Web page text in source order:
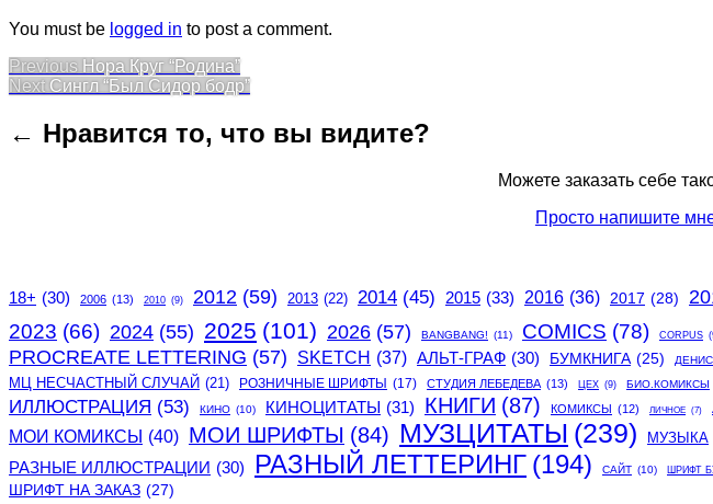
You must be logged in to post a comment.
Post
navigation
Previous Previous
post:
Нора Круг “Родина”
Next Next
Сингл “Был Сидор бодр”
← Нравится то, что вы видите?
Можете заказать себе
Просто напишите
18+ (30) 2006 (13) 2010 (9) 2012 (59) 2013 (22) 2014 (45) 2015 (33) 2016 (36) 2017 (28)
2023 (66) 2024 (55) 2025 (101) 2026 (57) BANGBANG! (11) COMICS (78) CORPUS
PROCREATE LETTERING (57) SKETCH (37) АЛЬТ-ГРАФ (30) БУМКНИГА (25)
МЦ НЕСЧАСТНЫЙ СЛУЧАЙ (21) РОЗНИЧНЫЕ ШРИФТЫ (17) СТУДИЯ ЛЕБЕДЕВА (13) ЦЕХ (9) БИО.КОМИКСЫ
ИЛЛЮСТРАЦИЯ (53) КИНО (10) КИНОЦИТАТЫ (31) КНИГИ (87) КОМИКСЫ (12) ЛИЧНОЕ (7)
МОИ КОМИКСЫ (40) МОИ ШРИФТЫ (84) МУЗЦИТАТЫ (239) МУЗЫКА
РАЗНЫЕ ИЛЛЮСТРАЦИИ (30) РАЗНЫЙ ЛЕТТЕРИНГ (194) САЙТ (10) ШРИФТ
ШРИФТ НА ЗАКАЗ (27)